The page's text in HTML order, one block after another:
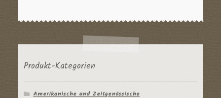
Produkt-Kategorien
Amerikanische und Zeitgenössische